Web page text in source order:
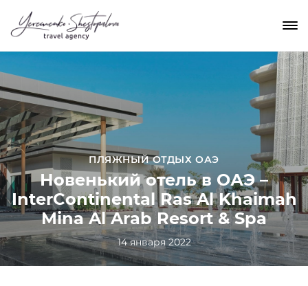
ПЛЯЖНЫЙ ОТДЫХ ОАЭ
Новенький отель в ОАЭ –
InterContinental Ras Al Khaimah
Mina Al Arab Resort & Spa
14 января 2022